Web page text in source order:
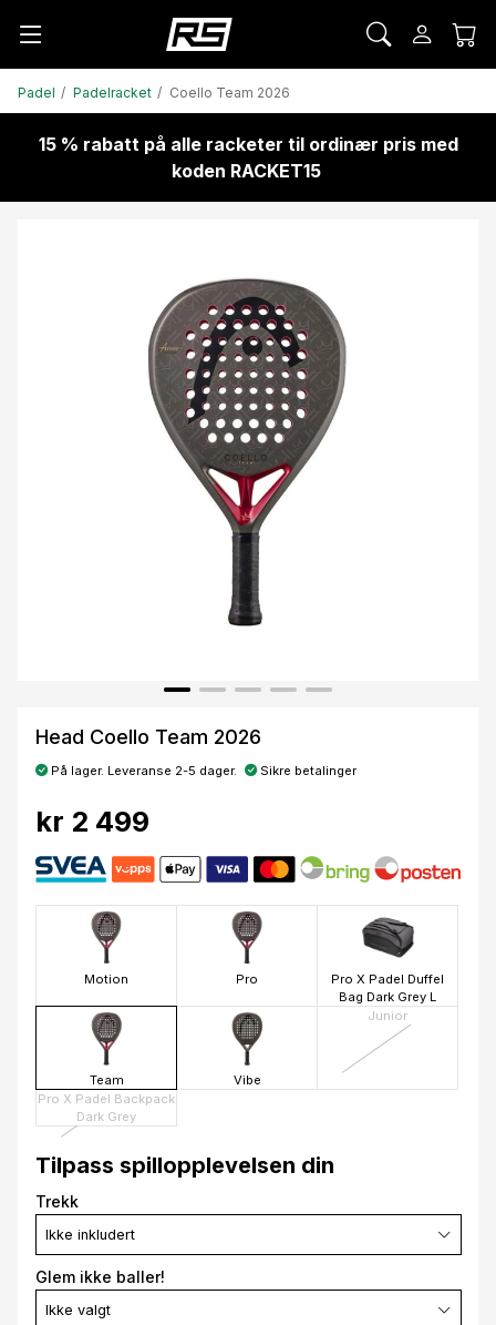
Padel Padelracket Coello Team 2026
15 % rabatt på alle racketer til ordinær pris med
koden RACKET15
Head Coello Team 2026
På lager. Leveranse 2-5 dager. Sikre betalinger
kr 2 499
Motion Pro
Pro X Padel Duffel
Bag Dark Grey L
Team Vibe
Junior
Pro X Padel Backpack
Dark Grey
Tilpass spillopplevelsen din
Trekk
Ikke inkludert
Glem ikke baller!
Ikke valgt